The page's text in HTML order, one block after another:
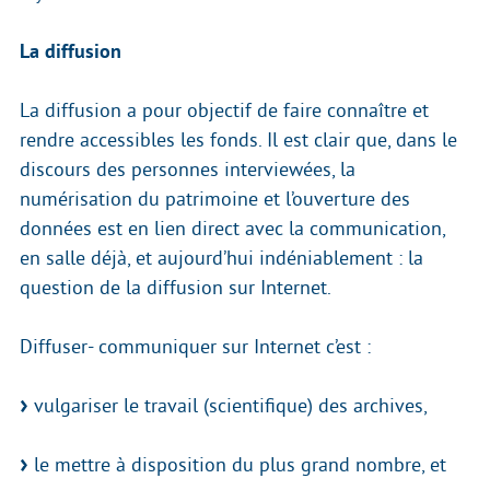
La diffusion
La diffusion a pour objectif de faire connaître et
rendre accessibles les fonds. Il est clair que, dans le
discours des personnes interviewées, la
numérisation du patrimoine et l’ouverture des
données est en lien direct avec la communication,
en salle déjà, et aujourd’hui indéniablement : la
question de la diffusion sur Internet.
Diffuser- communiquer sur Internet c’est :
vulgariser le travail (scientifique) des archives,
le mettre à disposition du plus grand nombre, et